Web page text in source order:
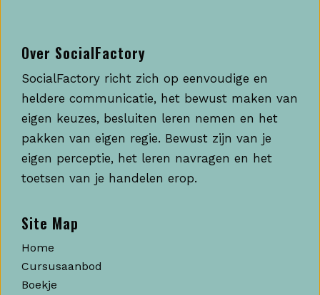
Over SocialFactory
SocialFactory richt zich op eenvoudige en
heldere communicatie, het bewust maken van
eigen keuzes, besluiten leren nemen en het
pakken van eigen regie. Bewust zijn van je
eigen perceptie, het leren navragen en het
toetsen van je handelen erop.
Site Map
Home
Cursusaanbod
Boekje